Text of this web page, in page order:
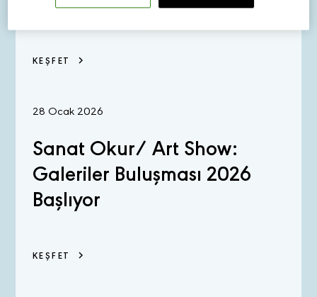
KEŞFET
28 Ocak 2026
Sanat Okur/ Art Show:
Galeriler Buluşması 2026
Başlıyor
KEŞFET